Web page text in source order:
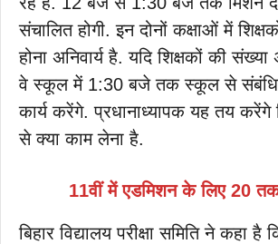
संचालित होगी. इन दोनों कक्षाओं में
होना अनिवार्य है. यदि शिक्षकों की
वे स्कूल में 1:30 बजे तक स्कूल से
कार्य करेंगे. प्रधानाध्यापक यह तय करेंगे
से क्या काम लेना है.
11वीं में एडमिशन के लिए 20 तक
बिहार विद्यालय परीक्षा समिति ने कहा है